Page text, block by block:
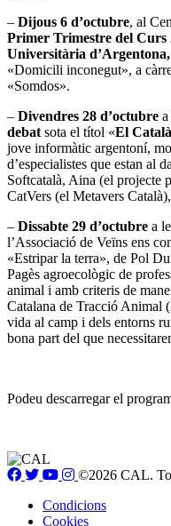
– Dijous 6 d’octubre, al
Primer Trimestre del Curs
Universitària d’Argentona,
«Domicili inconegut», a
«Somdos».
– Divendres 28 d’octubre
debat sota el títol «El
jove informàtic argentoní,
d’especialistes que estan al
Softcatalà, Aina (el projecte
CatVers (el Metavers
– Dissabte 29 d’octubre a
l’Associació de Veïns ens
«Estripar la terra», de Pol
Pagès agroecològic de
animal i amb criteris de
Catalana de Tracció Animal
vida al camp i dels entorns
bona part del que
Podeu descarregar el
©2026 CAL.
Condicions
Cookies